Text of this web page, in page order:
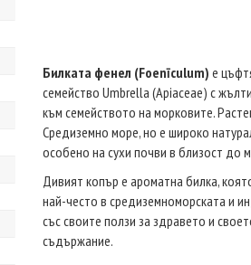
Билката фенел (Foenīculum) е
семейство Umbrella (Apiaceae) с
към семейството на морковите.
Средиземно море, но е широко
особено на сухи почви в близост до
Дивият копър е ароматна билка,
най-често в средиземноморската и
със своите ползи за здравето и
съдържание.